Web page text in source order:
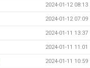
2024-01-12 08:13
2024-01-12 07:09
2024-01-11 13:37
2024-01-11 11:01
2024-01-11 10:59